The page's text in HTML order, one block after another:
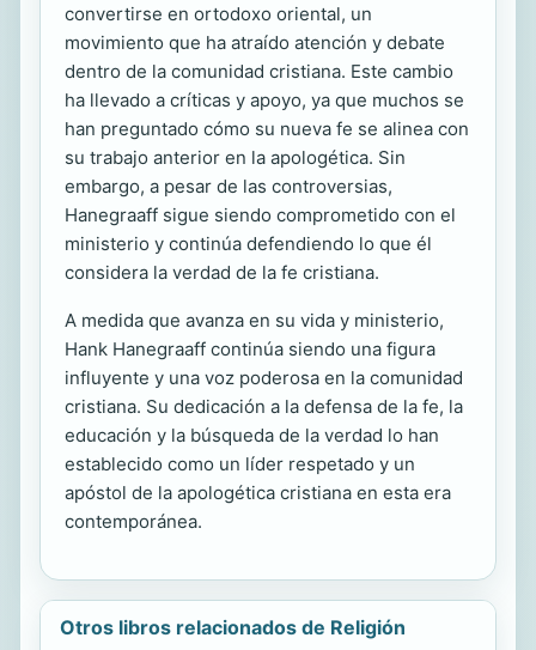
convertirse en ortodoxo oriental, un
movimiento que ha atraído atención y debate
dentro de la comunidad cristiana. Este cambio
ha llevado a críticas y apoyo, ya que muchos se
han preguntado cómo su nueva fe se alinea con
su trabajo anterior en la apologética. Sin
embargo, a pesar de las controversias,
Hanegraaff sigue siendo comprometido con el
ministerio y continúa defendiendo lo que él
considera la verdad de la fe cristiana.
A medida que avanza en su vida y ministerio,
Hank Hanegraaff continúa siendo una figura
influyente y una voz poderosa en la comunidad
cristiana. Su dedicación a la defensa de la fe, la
educación y la búsqueda de la verdad lo han
establecido como un líder respetado y un
apóstol de la apologética cristiana en esta era
contemporánea.
Otros libros relacionados de Religión